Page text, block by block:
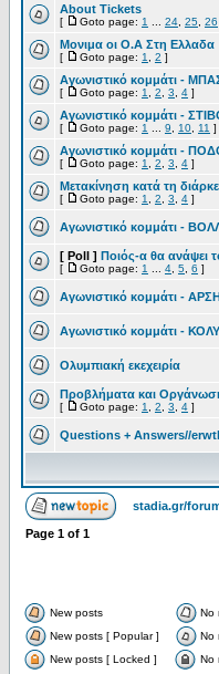
About Tickets
[ Goto page: 1 24 25 26
Μονιμα οι Ο.Α Στη Ελλαδα
[ Goto page: 1 2 ]
Αγωνιστικό κομμάτι -
[ Goto page: 1 2 3 4 ]
Αγωνιστικό κομμάτι -
[ Goto page: 1 9 10 11 ]
Αγωνιστικό κομμάτι -
[ Goto page: 1 2 3 4 ]
Μετακίνηση κατά τη
[ Goto page: 1 2 3 4 ]
Αγωνιστικό κομμάτι -
[ Poll ] Ποιός-α θα ανάψει
[ Goto page: 1 4 5 6 ]
Αγωνιστικό κομμάτι -
Αγωνιστικό κομμάτι -
Oλυμπιακή εκεχειρία
Προβλήματα και
[ Goto page: 1 2 3 4 ]
Questions + Answers//
stadia.gr/
Page 1 of 1
New posts No
New posts [ Popular ]
No
New posts [ Locked ]
No